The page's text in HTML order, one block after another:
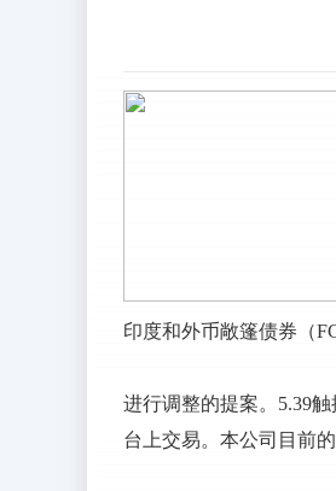
印度和外币敞篷债券（
进行调整的提案。5.39
台上交易。本公司目前